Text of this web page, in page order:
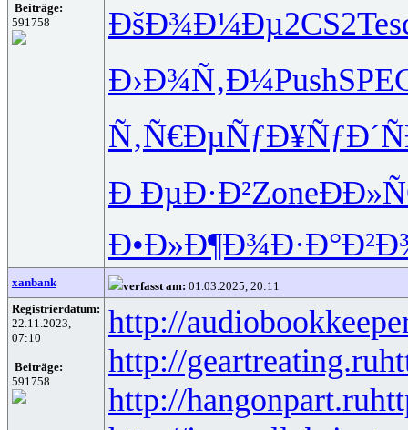
Beiträge:
591758
ÐšÐ¾Ð¼Ðµ2CS2
Ð›Ð¾Ñ‚Ð¼Push
Ñ‚Ñ€ÐµÑƒÐ¥ÑƒÐ´Ñ
Ð ÐµÐ·Ð²Zone
Ð•Ð»Ð¶Ð¾
xanbank verfasst am: 01.03.2025, 20:11
Registrierdatum:
22.11.2023,
07:10
Beiträge:
591758
http://
http://geartreating.ru
http://hangonpart.ru